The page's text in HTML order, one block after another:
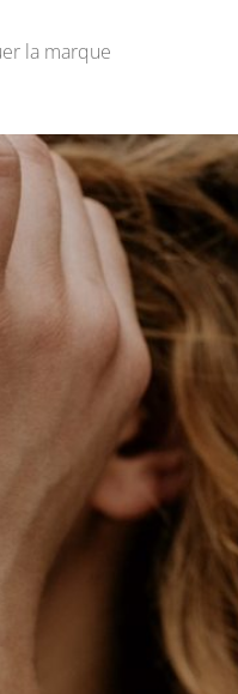
la marque